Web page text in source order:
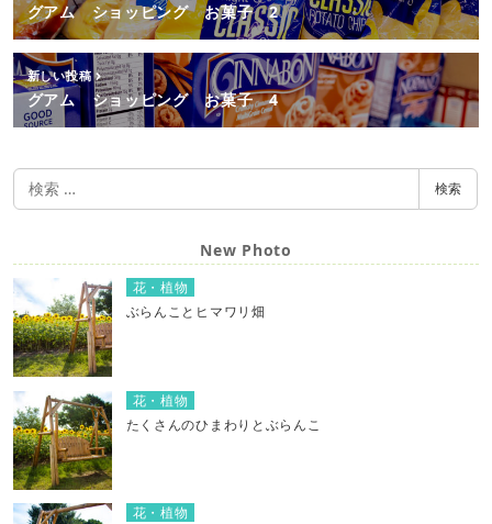
グアム ショッピング お菓子 2
新しい投稿
グアム ショッピング お菓子 4
検
索
検索
New Photo
花・植物
ぶらんことヒマワリ畑
花・植物
たくさんのひまわりとぶらんこ
花・植物